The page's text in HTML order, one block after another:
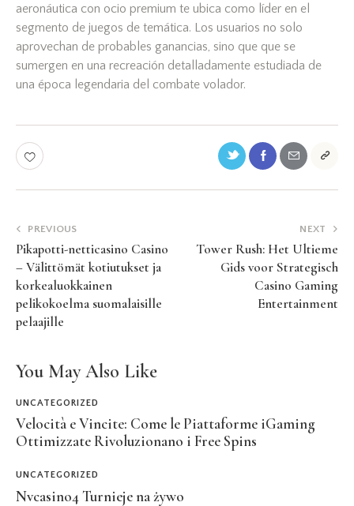
aeronáutica con ocio premium te ubica como líder en el
segmento de juegos de temática. Los usuarios no solo
aprovechan de probables ganancias, sino que que se
sumergen en una recreación detalladamente estudiada de
una época legendaria del combate volador.
PREVIOUS
Pikapotti-netticasino Casino
– Välittömät kotiutukset ja
korkealuokkainen
pelikokoelma suomalaisille
pelaajille
NEXT
Tower Rush: Het Ultieme
Gids voor Strategisch
Casino Gaming
Entertainment
You May Also Like
UNCATEGORIZED
Velocità e Vincite: Come le Piattaforme iGaming
Ottimizzate Rivoluzionano i Free Spins
UNCATEGORIZED
Nvcasino4 Turnieje na żywo